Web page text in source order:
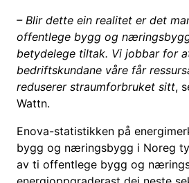
– Blir dette ein realitet er det
offentlege bygg og
betydelege tiltak. Vi jobbar for
bedriftskundane våre får
reduserer straumforbruket sitt,
Wattn.
Enova-statistikken på
bygg og næringsbygg i Noreg
av ti offentlege bygg og